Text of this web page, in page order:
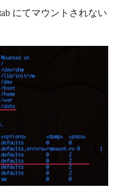
にてマウントされない